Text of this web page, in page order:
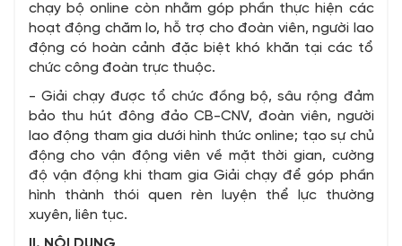
chạy bộ online còn nhằm góp phần thực hiện các
hoạt động chăm lo, hỗ trợ cho đoàn viên, người lao
động có hoàn cảnh đặc biệt khó khăn tại các tổ
chức công đoàn trực thuộc.
- Giải chạy được tổ chức đồng bộ, sâu rộng đảm
bảo thu hút đông đảo CB-CNV, đoàn viên, người
lao động tham gia dưới hình thức online; tạo sự chủ
động cho vận động viên về mặt thời gian, cường
độ vận động khi tham gia Giải chạy để góp phần
hình thành thói quen rèn luyện thể lực thường
xuyên, liên tục.